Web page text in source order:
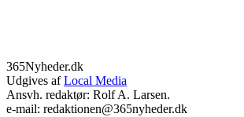
365Nyheder.dk
Udgives afLocal Media
Ansvh. redaktør: Rolf A. Larsen.
e-mail: redaktionen@365nyheder.dk